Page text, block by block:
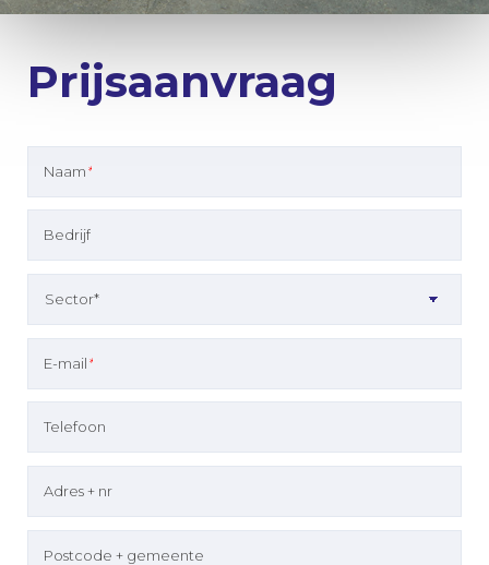
Prijsaanvraag
Naam*
Bedrijf
E-mail*
Telefoon
Adres + nr
Postcode + gemeente